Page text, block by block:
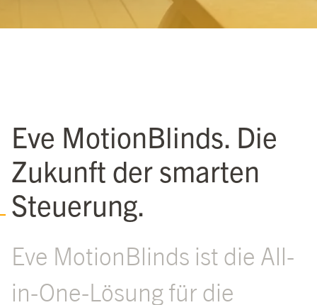
Eve MotionBlinds. Die
Zukunft der smarten
Steuerung.
Eve MotionBlinds ist die All-
in-One-Lösung für die